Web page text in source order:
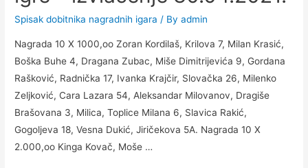
park
Spisak dobitnika nagradnih igara / Byadmin
Nagrada 10 X 1000,oo Zoran Kordilaš, Krilova 7, Milan Krasić,
Boška Buhe 4, Dragana Zubac, Miše Dimitrijevića 9, Gordana
Rašković, Radnička 17, Ivanka Krajčir, Slovačka 26, Milenko
Zeljković, Cara Lazara 54, Aleksandar Milovanov, Dragiše
Brašovana 3, Milica, Toplice Milana 6, Slavica Rakić,
Gogoljeva 18, Vesna Dukić, Jiričekova 5A. Nagrada 10 X
2.000,oo Kinga Kovač, Moše …